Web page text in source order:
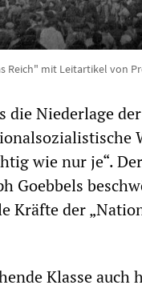
Reich" mit Leitartikel von
die Niederlage
wie nur je“.
Goebbels
Kräfte der
Klasse auch